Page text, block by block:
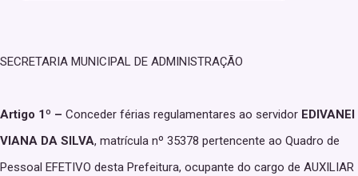
SECRETARIA MUNICIPAL DE ADMINISTRAÇÃO
Artigo 1º – Conceder férias regulamentares ao servidor EDIVANEI
VIANA DA SILVA, matrícula nº 35378 pertencente ao Quadro de
Pessoal EFETIVO desta Prefeitura, ocupante do cargo de AUXILIAR